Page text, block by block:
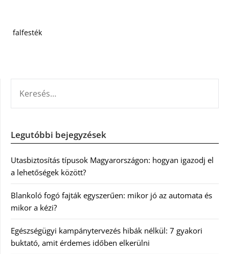
falfesték
Legutóbbi bejegyzések
Utasbiztosítás típusok Magyarországon: hogyan igazodj el
a lehetőségek között?
Blankoló fogó fajták egyszerűen: mikor jó az automata és
mikor a kézi?
Egészségügyi kampánytervezés hibák nélkül: 7 gyakori
buktató, amit érdemes időben elkerülni